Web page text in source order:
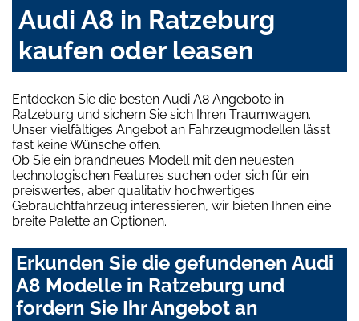
Audi A8 in Ratzeburg
kaufen oder leasen
Entdecken Sie die besten Audi A8 Angebote in
Ratzeburg und sichern Sie sich Ihren Traumwagen.
Unser vielfältiges Angebot an Fahrzeugmodellen lässt
fast keine Wünsche offen.
Ob Sie ein brandneues Modell mit den neuesten
technologischen Features suchen oder sich für ein
preiswertes, aber qualitativ hochwertiges
Gebrauchtfahrzeug interessieren, wir bieten Ihnen eine
breite Palette an Optionen.
Erkunden Sie die gefundenen Audi
A8 Modelle in Ratzeburg und
fordern Sie Ihr Angebot an